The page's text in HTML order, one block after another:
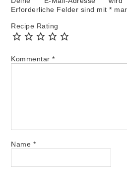
Erforderliche Felder sind mit*
Recipe Rating
Kommentar*
Name *